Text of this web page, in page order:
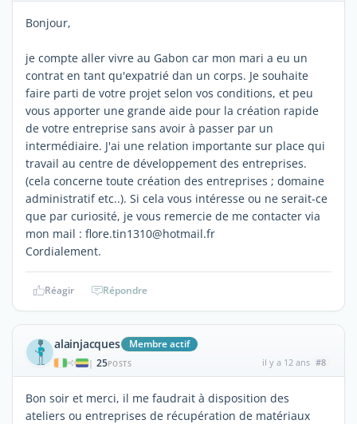
Bonjour,
je compte aller vivre au Gabon car mon mari a eu un
contrat en tant qu'expatrié dan un corps. Je souhaite
faire parti de votre projet selon vos conditions, et peu
vous apporter une grande aide pour la création rapide
de votre entreprise sans avoir à passer par un
intermédiaire. J'ai une relation importante sur place qui
travail au centre de développement des entreprises.
(cela concerne toute création des entreprises ; domaine
administratif etc..). Si cela vous intéresse ou ne serait-ce
que par curiosité, je vous remercie de me contacter via
mon mail : flore.tin1310@hotmail.fr
Cordialement.
Réagir Répondre
alainjacques Membre actif
| 25POSTS il y a 12 ans #8
Bon soir et merci, il me faudrait à disposition des
ateliers ou entreprises de récupération de matériaux